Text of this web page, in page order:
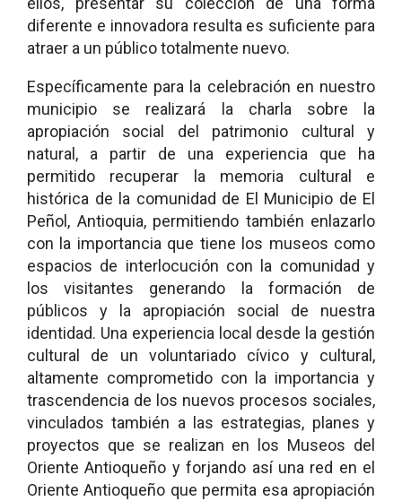
diferente e innovadora resulta es suficiente para
atraer a un público totalmente nuevo.
Específicamente para la celebración en nuestro
municipio se realizará la charla sobre la
apropiación social del patrimonio cultural y
natural, a partir de una experiencia que ha
permitido recuperar la memoria cultural e
histórica de la comunidad de El Municipio de El
Peñol, Antioquia, permitiendo también enlazarlo
con la importancia que tiene los museos como
espacios de interlocución con la comunidad y
los visitantes generando la formación de
públicos y la apropiación social de nuestra
identidad. Una experiencia local desde la gestión
cultural de un voluntariado cívico y cultural,
altamente comprometido con la importancia y
trascendencia de los nuevos procesos sociales,
vinculados también a las estrategias, planes y
proyectos que se realizan en los Museos del
Oriente Antioqueño y forjando así una red en el
Oriente Antioqueño que permita esa apropiación